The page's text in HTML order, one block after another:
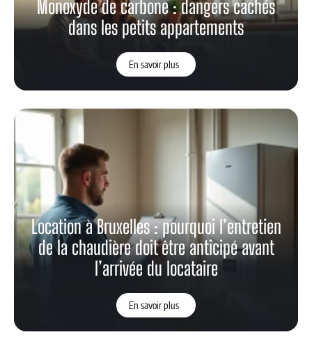
Monoxyde de carbone : dangers cachés
dans les petits appartements
En savoir plus
Location à Bruxelles : pourquoi l’entretien
de la chaudière doit être anticipé avant
l’arrivée du locataire
En savoir plus